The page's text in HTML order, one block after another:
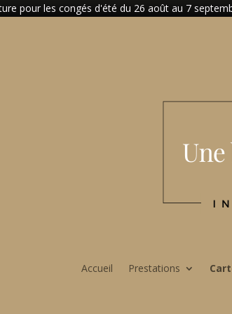
pour les congés d'été du 26 août au 7
Accueil Prestations